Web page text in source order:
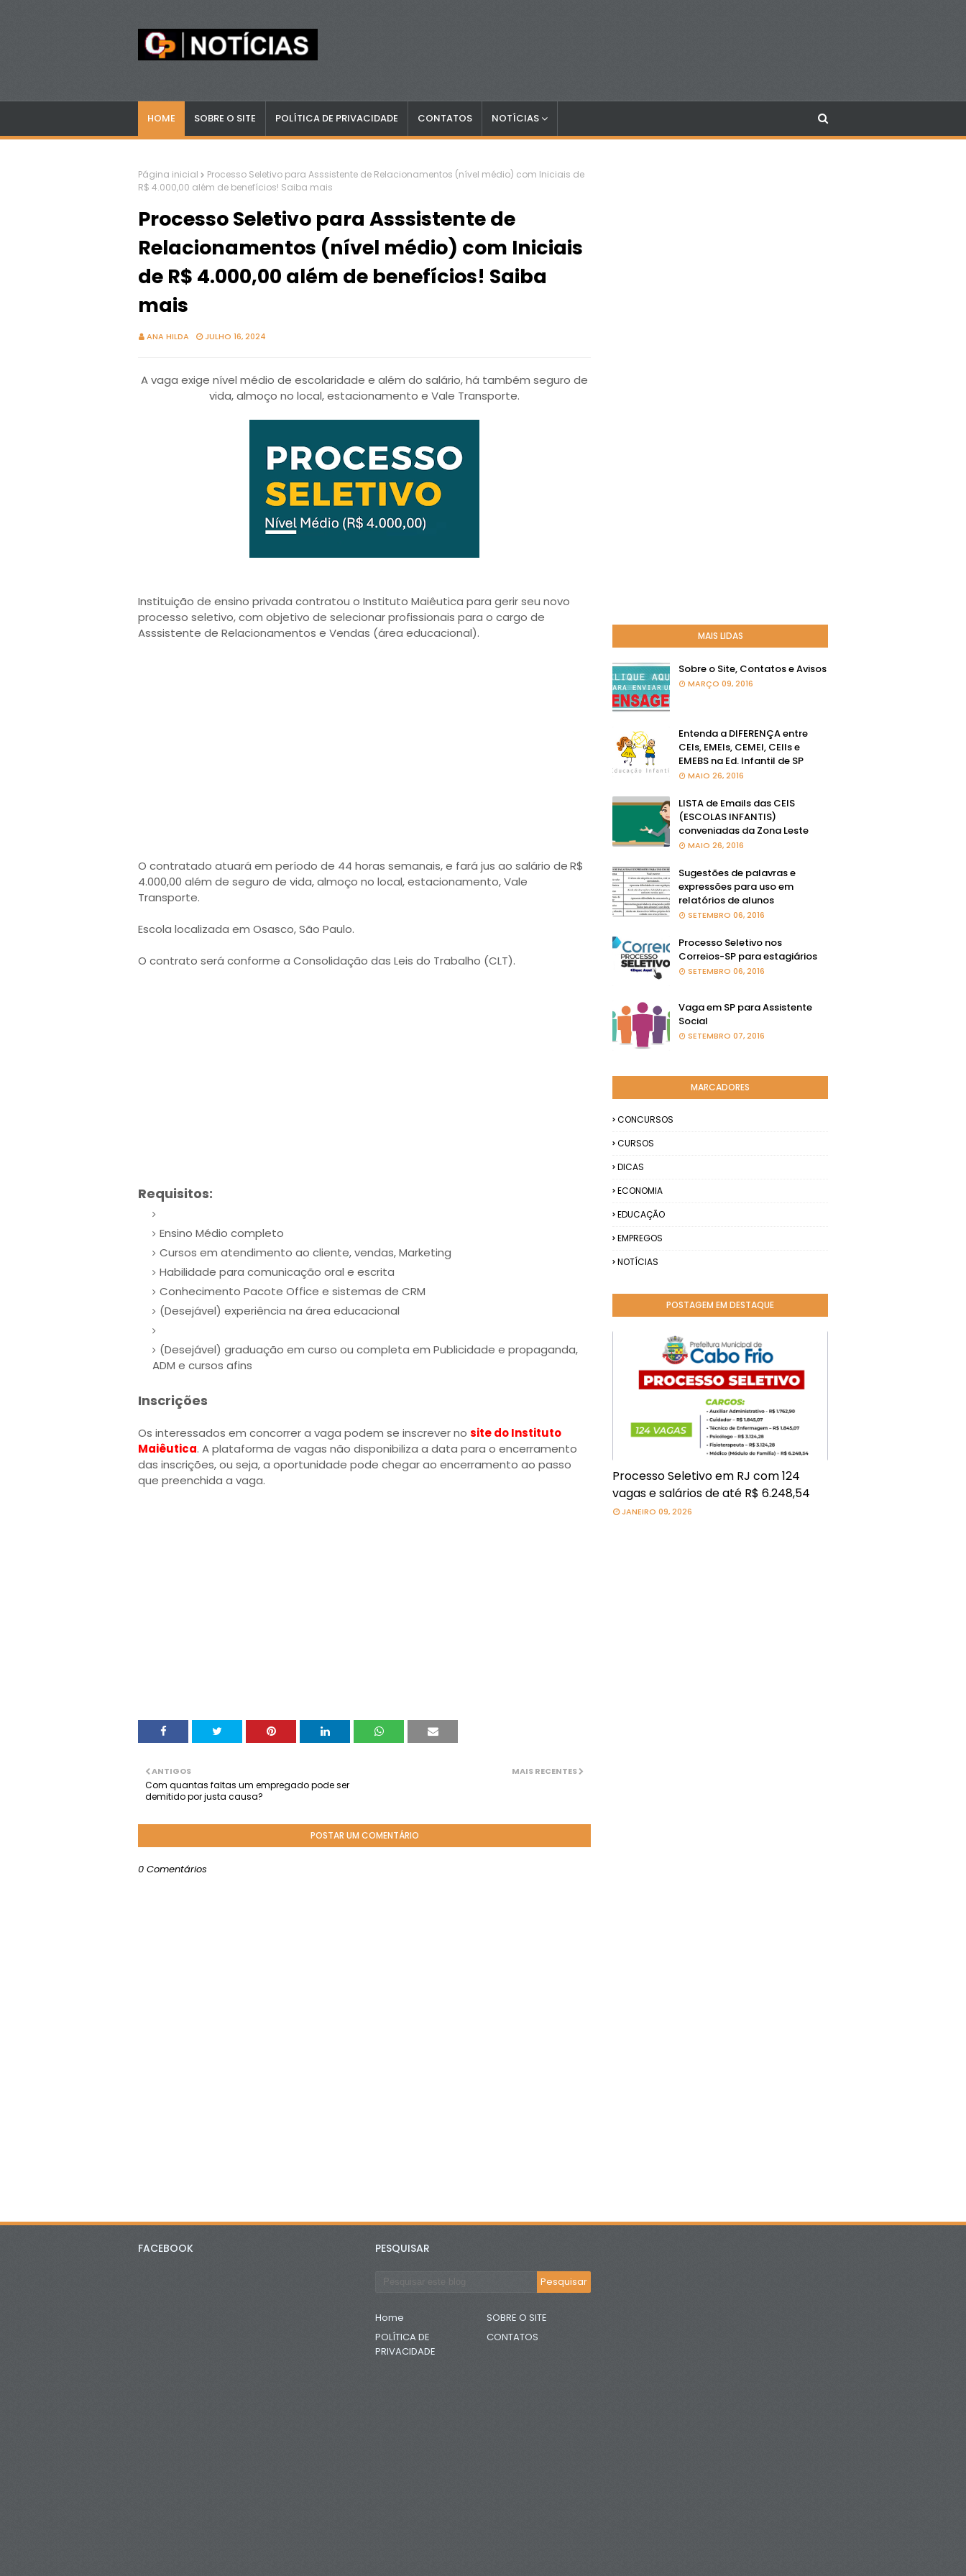
HOME SOBRE O SITE POLÍTICA DE PRIVACIDADE CONTATOS NOTÍCIAS
Página inicial
Processo Seletivo para Asssistente de Relacionamentos (nível médio) com Iniciais de
R$ 4.000,00 além de benefícios! Saiba mais
Processo Seletivo para Asssistente de
Relacionamentos (nível médio) com Iniciais
de R$ 4.000,00 além de benefícios! Saiba
mais
ANA HILDA JULHO 16, 2024
A vaga exige nível médio de escolaridade e além do salário, há também seguro de
vida, almoço no local, estacionamento e Vale Transporte.
Instituição de ensino privada contratou o Instituto Maiêutica para gerir seu novo
processo seletivo, com objetivo de selecionar profissionais para o cargo de
Asssistente de Relacionamentos e Vendas (área educacional).
O contratado atuará em período de 44 horas semanais, e fará jus ao salário deR$
4.000,00 além de seguro de vida, almoço no local, estacionamento, Vale
Transporte.
Escola localizada em Osasco, São Paulo.
O contrato será conforme a Consolidação das Leis do Trabalho (CLT).
Requisitos:
Ensino Médio completo
Cursos em atendimento ao cliente, vendas, Marketing
Habilidade para comunicação oral e escrita
Conhecimento Pacote Office e sistemas de CRM
(Desejável) experiência na área educacional
(Desejável) graduação em curso ou completa em Publicidade e propaganda,
ADM e cursos afins
Inscrições
Os interessados em concorrer a vaga podem se inscrever no site do Instituto
Maiêutica. A plataforma de vagas não disponibiliza a data para o encerramento
das inscrições, ou seja, a oportunidade pode chegar ao encerramento ao passo
que preenchida a vaga.
MAIS RECENTES
ANTIGOS
Com quantas faltas um empregado pode ser
demitido por justa causa?
POSTAR UM COMENTÁRIO
0 Comentários
MAIS LIDAS
Sobre o Site, Contatos e Avisos
MARÇO 09, 2016
Entenda a DIFERENÇA entre
CEIs, EMEIs, CEMEI, CEIIs e
EMEBS na Ed. Infantil de SP
MAIO 26, 2016
LISTA de Emails das CEIS
(ESCOLAS INFANTIS)
conveniadas da Zona Leste
MAIO 26, 2016
Sugestões de palavras e
expressões para uso em
relatórios de alunos
SETEMBRO 06, 2016
Processo Seletivo nos
Correios-SP para estagiários
SETEMBRO 06, 2016
Vaga em SP para Assistente
Social
SETEMBRO 07, 2016
MARCADORES
CONCURSOS
CURSOS
DICAS
ECONOMIA
EDUCAÇÃO
EMPREGOS
NOTÍCIAS
POSTAGEM EM DESTAQUE
Processo Seletivo em RJ com 124
vagas e salários de até R$ 6.248,54
JANEIRO 09, 2026
FACEBOOK PESQUISAR
Home
SOBRE O SITE
POLÍTICA DE
PRIVACIDADE
CONTATOS